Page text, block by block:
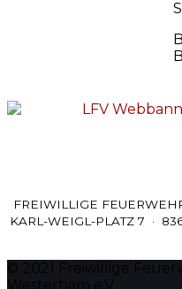
FREIWILLIGE
KARL-WEIGL-PLATZ 7 ·
© 2021 Freiwillige
Westerham e.V.